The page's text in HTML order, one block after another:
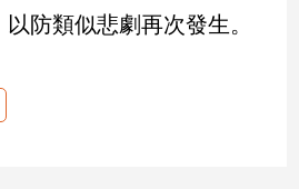
防類似悲劇再次發生。